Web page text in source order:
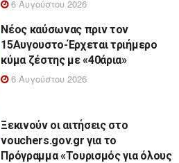
6 Αυγούστου 2026
Νέος καύσωνας πριν τον
15Αυγουστο-Έρχεται τριήμερο
κύμα ζέστης με «40άρια»
6 Αυγούστου 2026
Ξεκινούν οι αιτήσεις στο
vouchers.gov.gr για το
Πρόγραμμα «Τουρισμός για όλους